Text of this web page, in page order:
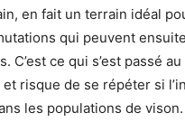
en fait un terrain idéal
qui peuvent
C’est ce qui s’est passé
risque de se répéter si
les populations de vison.